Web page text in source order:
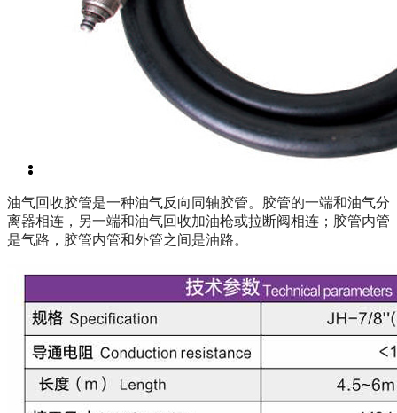
油气回收胶管是一种油气反向同轴胶管。胶管的一端和油气分
离器相连，另一端和油气回收加油枪或拉断阀相连；胶管内管
是气路，胶管内管和外管之间是油路。